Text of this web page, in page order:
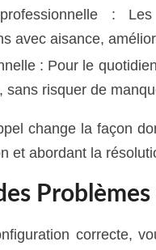
:
avec aisance,
: Pour le
sans risquer de
change la façon
et abordant la
correcte,